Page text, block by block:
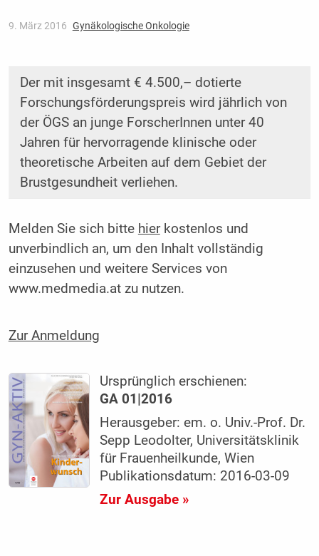
9. März 2016 Gynäkologische Onkologie
Der mit insgesamt € 4.500,– dotierte
Forschungsförderungspreis wird jährlich von
der ÖGS an junge ForscherInnen unter 40
Jahren für hervorragende klinische oder
theoretische Arbeiten auf dem Gebiet der
Brustgesundheit verliehen.
Melden Sie sich bitte hierkostenlos und
unverbindlich an, um den Inhalt vollständig
einzusehen und weitere Services von
www.medmedia.at zu nutzen.
Zur Anmeldung
Ursprünglich erschienen:
GA 01|2016
Herausgeber: em. o. Univ.-Prof. Dr.
Sepp Leodolter, Universitätsklinik
für Frauenheilkunde, Wien
Publikationsdatum: 2016-03-09
Zur Ausgabe »